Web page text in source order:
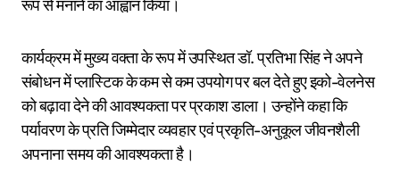
रूप से मनाने का आह्वान किया।
कार्यक्रम में मुख्य वक्ता के रूप में उपस्थित डॉ. प्रतिभा सिंह ने अपने
संबोधन में प्लास्टिक के कम से कम उपयोग पर बल देते हुए इको-वेलनेस
को बढ़ावा देने की आवश्यकता पर प्रकाश डाला। उन्होंने कहा कि
पर्यावरण के प्रति जिम्मेदार व्यवहार एवं प्रकृति-अनुकूल जीवनशैली
अपनाना समय की आवश्यकता है।